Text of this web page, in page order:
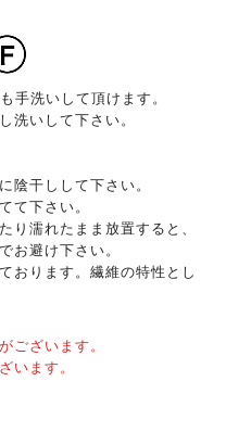
手洗いして頂けます。
洗いして下さい。
陰干しして下さい。
て下さい。
り濡れたまま放置すると、
お避け下さい。
おります。繊維の特性とし
ございます。
います。